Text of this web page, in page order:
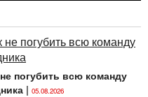
погубить всю команду
| 05.08.2026